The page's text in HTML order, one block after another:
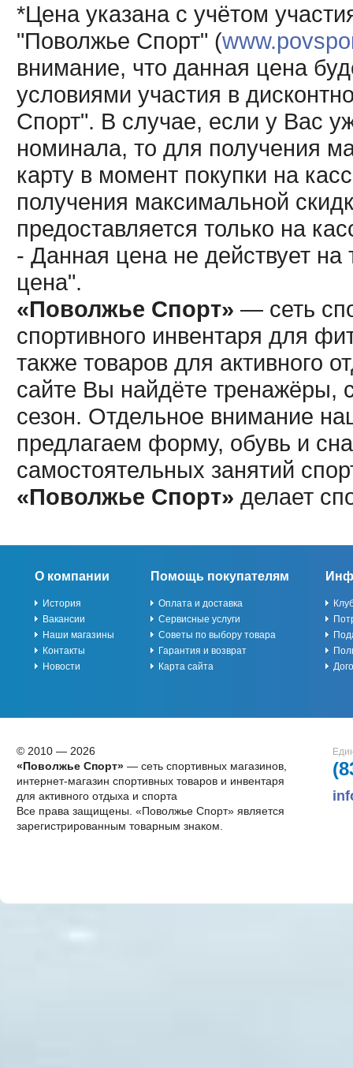
*Цена указана с учётом
"Поволжье Спорт" (
внимание, что данная цена
условиями участия в
Спорт". В случае, если у Вас
номинала, то для получения
карту в момент покупки на
получения максимальной
предоставляется только на
- Данная цена не действует
цена".
«Поволжье Спорт» — сеть
спортивного инвентаря для
также товаров для активного
сайте Вы найдёте тренажёры,
сезон. Отдельное внимание
предлагаем форму, обувь и
самостоятельных занятий
«Поволжье Спорт» делает
О компании
История
Вакансии
Наши магазины
Контакты
Новости
Помощь покупателям
Оплата и доставка
Сервисные услуги
Советы по выбору товара
Гарантия и возврат
Карта сайта
© 2010 — 2026
«Поволжье Спорт»— сеть спортивных магазинов,
интернет-магазин спортивных товаров и инвентаря
для активного отдыха и спорта
Все права защищены. «Поволжье Спорт» является
зарегистрированным товарным знаком.